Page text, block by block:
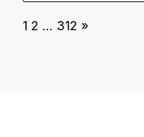
Page:
1 2 … 312 Next
»